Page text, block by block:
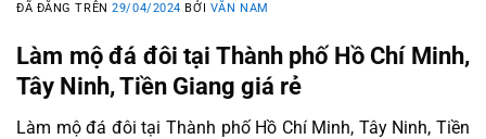
ĐÃ ĐĂNG TRÊN29/04/2024 BỞI VĂN NAM
Làm mộ đá đôi tại Thành phố Hồ Chí Minh,
Tây Ninh, Tiền Giang giá rẻ
Làm mộ đá đôi tại Thành phố Hồ Chí Minh, Tây Ninh, Tiền